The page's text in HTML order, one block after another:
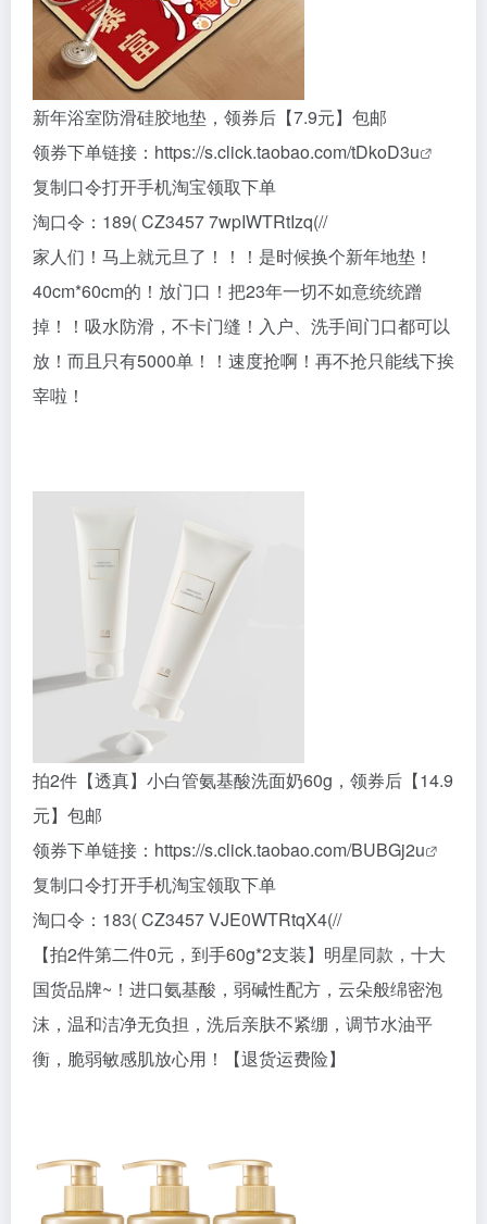
新年浴室防滑硅胶地垫，领券后【7.9元】包邮
领券下单链接： https://s.click.taobao.com/tDkoD3u
复制口令打开手机淘宝领取下单
淘口令：189( CZ3457 7wpIWTRtIzq(//
家人们！马上就元旦了！！！是时候换个新年地垫！
40cm*60cm的！放门口！把23年一切不如意统统蹭
掉！！吸水防滑，不卡门缝！入户、洗手间门口都可以
放！而且只有5000单！！速度抢啊！再不抢只能线下挨
宰啦！
拍2件【透真】小白管氨基酸洗面奶60g，领券后【14.9
元】包邮
领券下单链接： https://s.click.taobao.com/BUBGj2u
复制口令打开手机淘宝领取下单
淘口令：183( CZ3457 VJE0WTRtqX4(//
【拍2件第二件0元，到手60g*2支装】明星同款，十大
国货品牌~！进口氨基酸，弱碱性配方，云朵般绵密泡
沫，温和洁净无负担，洗后亲肤不紧绷，调节水油平
衡，脆弱敏感肌放心用！【退货运费险】